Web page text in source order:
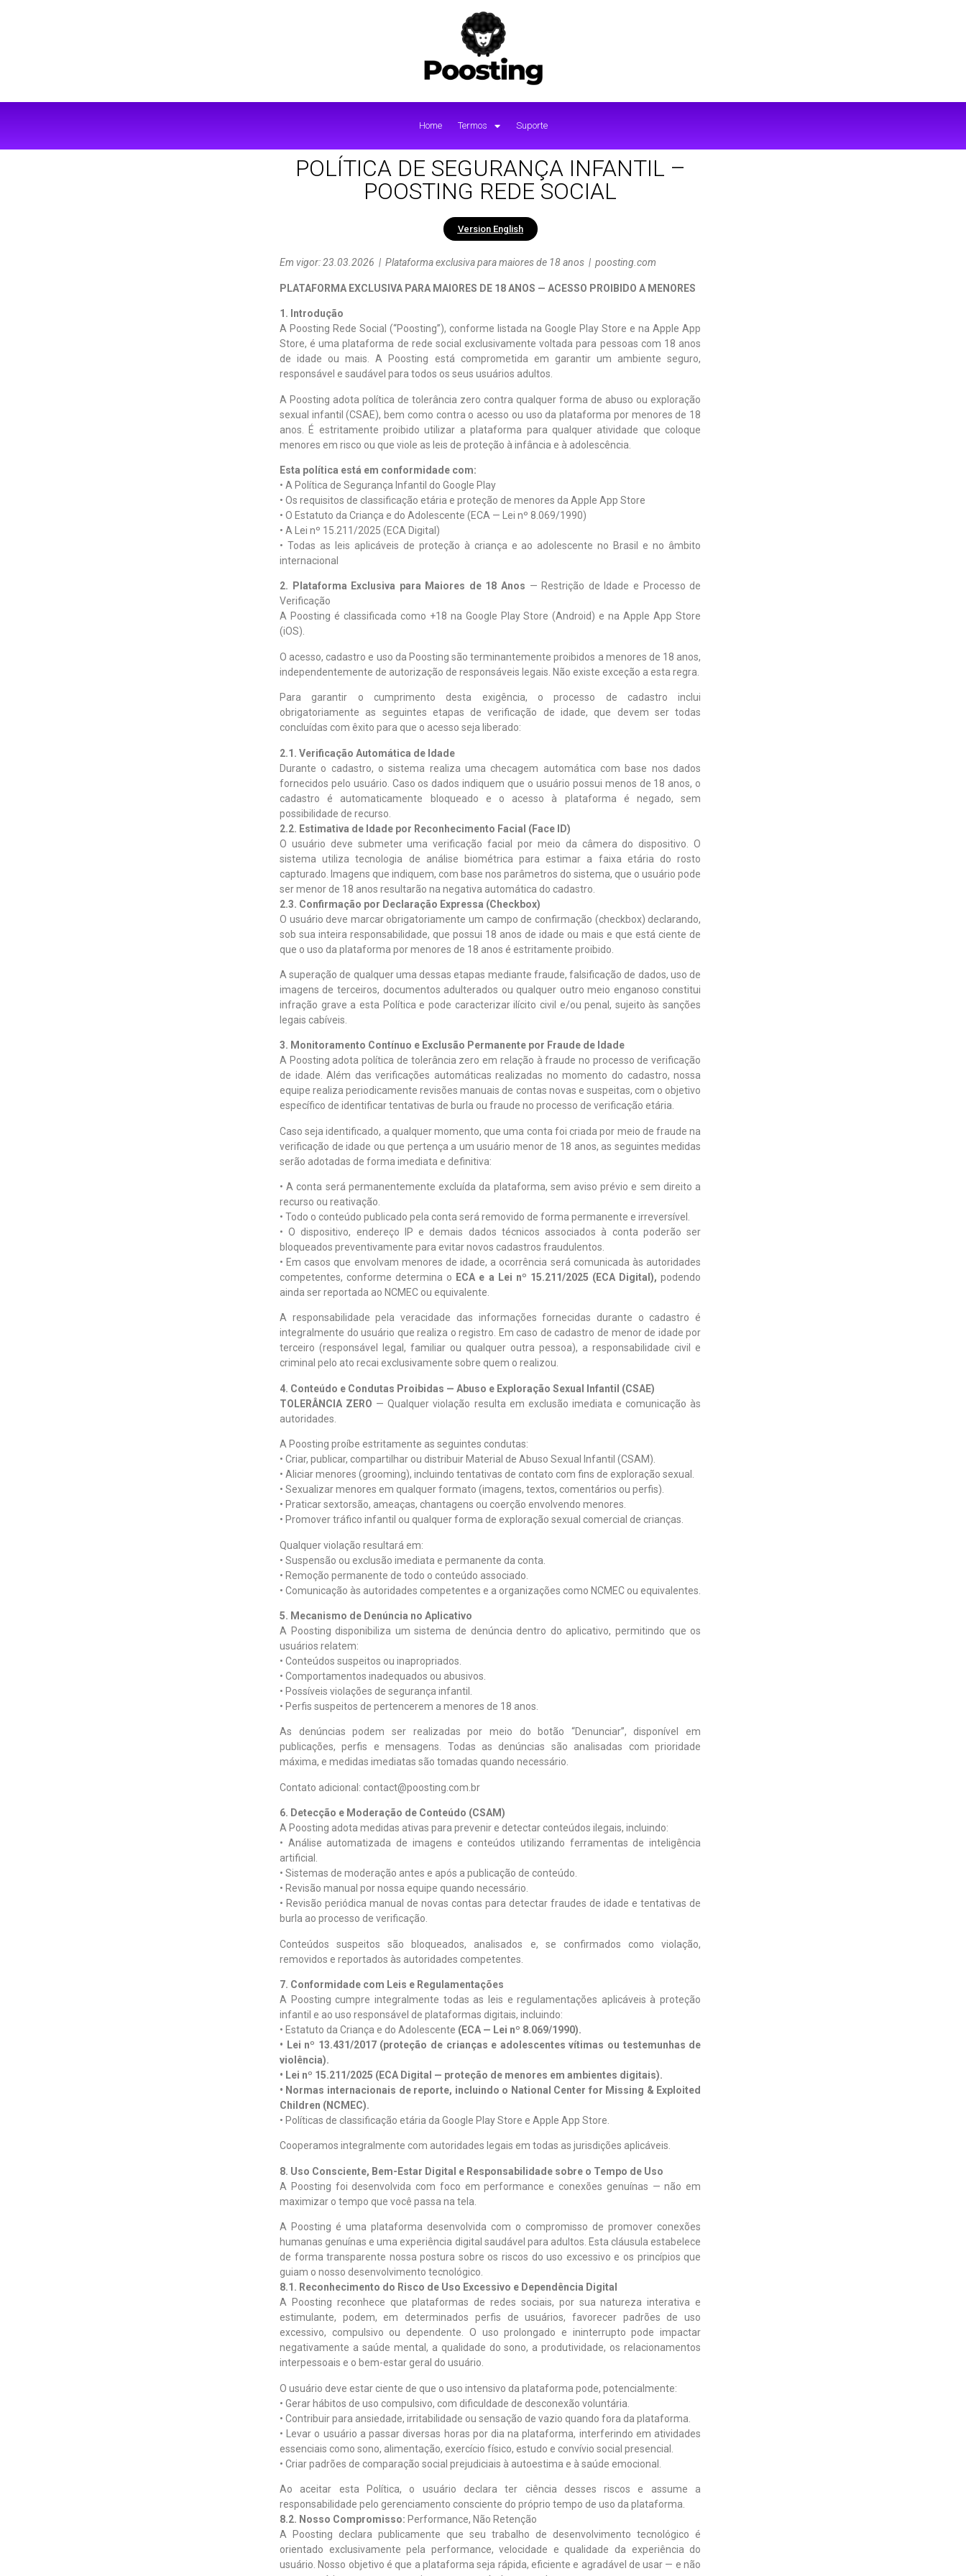
Home Termos Suporte
POLÍTICA DE SEGURANÇA INFANTIL –
POOSTING REDE SOCIAL
Version English
Em vigor: 23.03.2026 | Plataforma exclusiva para maiores de 18 anos | poosting.com
PLATAFORMA EXCLUSIVA PARA MAIORES DE 18 ANOS — ACESSO PROIBIDO A MENORES
1. Introdução
A Poosting Rede Social (“Poosting”), conforme listada na Google Play Store e na Apple App
Store, é uma plataforma de rede social exclusivamente voltada para pessoas com 18 anos
de idade ou mais. A Poosting está comprometida em garantir um ambiente seguro,
responsável e saudável para todos os seus usuários adultos.
A Poosting adota política de tolerância zero contra qualquer forma de abuso ou exploração
sexual infantil (CSAE), bem como contra o acesso ou uso da plataforma por menores de 18
anos. É estritamente proibido utilizar a plataforma para qualquer atividade que coloque
menores em risco ou que viole as leis de proteção à infância e à adolescência.
Esta política está em conformidade com:
• A Política de Segurança Infantil do Google Play
• Os requisitos de classificação etária e proteção de menores da Apple App Store
• O Estatuto da Criança e do Adolescente (ECA — Lei nº 8.069/1990)
• A Lei nº 15.211/2025 (ECA Digital)
• Todas as leis aplicáveis de proteção à criança e ao adolescente no Brasil e no âmbito
internacional
2. Plataforma Exclusiva para Maiores de 18 Anos — Restrição de Idade e Processo de
Verificação
A Poosting é classificada como +18 na Google Play Store (Android) e na Apple App Store
(iOS).
O acesso, cadastro e uso da Poosting são terminantemente proibidos a menores de 18 anos,
independentemente de autorização de responsáveis legais. Não existe exceção a esta regra.
Para garantir o cumprimento desta exigência, o processo de cadastro inclui
obrigatoriamente as seguintes etapas de verificação de idade, que devem ser todas
concluídas com êxito para que o acesso seja liberado:
2.1. Verificação Automática de Idade
Durante o cadastro, o sistema realiza uma checagem automática com base nos dados
fornecidos pelo usuário. Caso os dados indiquem que o usuário possui menos de 18 anos, o
cadastro é automaticamente bloqueado e o acesso à plataforma é negado, sem
possibilidade de recurso.
2.2. Estimativa de Idade por Reconhecimento Facial (Face ID)
O usuário deve submeter uma verificação facial por meio da câmera do dispositivo. O
sistema utiliza tecnologia de análise biométrica para estimar a faixa etária do rosto
capturado. Imagens que indiquem, com base nos parâmetros do sistema, que o usuário pode
ser menor de 18 anos resultarão na negativa automática do cadastro.
2.3. Confirmação por Declaração Expressa (Checkbox)
O usuário deve marcar obrigatoriamente um campo de confirmação (checkbox) declarando,
sob sua inteira responsabilidade, que possui 18 anos de idade ou mais e que está ciente de
que o uso da plataforma por menores de 18 anos é estritamente proibido.
A superação de qualquer uma dessas etapas mediante fraude, falsificação de dados, uso de
imagens de terceiros, documentos adulterados ou qualquer outro meio enganoso constitui
infração grave a esta Política e pode caracterizar ilícito civil e/ou penal, sujeito às sanções
legais cabíveis.
3. Monitoramento Contínuo e Exclusão Permanente por Fraude de Idade
A Poosting adota política de tolerância zero em relação à fraude no processo de verificação
de idade. Além das verificações automáticas realizadas no momento do cadastro, nossa
equipe realiza periodicamente revisões manuais de contas novas e suspeitas, com o objetivo
específico de identificar tentativas de burla ou fraude no processo de verificação etária.
Caso seja identificado, a qualquer momento, que uma conta foi criada por meio de fraude na
verificação de idade ou que pertença a um usuário menor de 18 anos, as seguintes medidas
serão adotadas de forma imediata e definitiva:
• A conta será permanentemente excluída da plataforma, sem aviso prévio e sem direito a
recurso ou reativação.
• Todo o conteúdo publicado pela conta será removido de forma permanente e irreversível.
• O dispositivo, endereço IP e demais dados técnicos associados à conta poderão ser
bloqueados preventivamente para evitar novos cadastros fraudulentos.
• Em casos que envolvam menores de idade, a ocorrência será comunicada às autoridades
competentes, conforme determina o ECA e a Lei nº 15.211/2025 (ECA Digital), podendo
ainda ser reportada ao NCMEC ou equivalente.
A responsabilidade pela veracidade das informações fornecidas durante o cadastro é
integralmente do usuário que realiza o registro. Em caso de cadastro de menor de idade por
terceiro (responsável legal, familiar ou qualquer outra pessoa), a responsabilidade civil e
criminal pelo ato recai exclusivamente sobre quem o realizou.
4. Conteúdo e Condutas Proibidas — Abuso e Exploração Sexual Infantil (CSAE)
TOLERÂNCIA ZERO — Qualquer violação resulta em exclusão imediata e comunicação às
autoridades.
A Poosting proíbe estritamente as seguintes condutas:
• Criar, publicar, compartilhar ou distribuir Material de Abuso Sexual Infantil (CSAM).
• Aliciar menores (grooming), incluindo tentativas de contato com fins de exploração sexual.
• Sexualizar menores em qualquer formato (imagens, textos, comentários ou perfis).
• Praticar sextorsão, ameaças, chantagens ou coerção envolvendo menores.
• Promover tráfico infantil ou qualquer forma de exploração sexual comercial de crianças.
Qualquer violação resultará em:
• Suspensão ou exclusão imediata e permanente da conta.
• Remoção permanente de todo o conteúdo associado.
• Comunicação às autoridades competentes e a organizações como NCMEC ou equivalentes.
5. Mecanismo de Denúncia no Aplicativo
A Poosting disponibiliza um sistema de denúncia dentro do aplicativo, permitindo que os
usuários relatem:
• Conteúdos suspeitos ou inapropriados.
• Comportamentos inadequados ou abusivos.
• Possíveis violações de segurança infantil.
• Perfis suspeitos de pertencerem a menores de 18 anos.
As denúncias podem ser realizadas por meio do botão “Denunciar”, disponível em
publicações, perfis e mensagens. Todas as denúncias são analisadas com prioridade
máxima, e medidas imediatas são tomadas quando necessário.
Contato adicional: contact@poosting.com.br
6. Detecção e Moderação de Conteúdo (CSAM)
A Poosting adota medidas ativas para prevenir e detectar conteúdos ilegais, incluindo:
• Análise automatizada de imagens e conteúdos utilizando ferramentas de inteligência
artificial.
• Sistemas de moderação antes e após a publicação de conteúdo.
• Revisão manual por nossa equipe quando necessário.
• Revisão periódica manual de novas contas para detectar fraudes de idade e tentativas de
burla ao processo de verificação.
Conteúdos suspeitos são bloqueados, analisados e, se confirmados como violação,
removidos e reportados às autoridades competentes.
7. Conformidade com Leis e Regulamentações
A Poosting cumpre integralmente todas as leis e regulamentações aplicáveis à proteção
infantil e ao uso responsável de plataformas digitais, incluindo:
• Estatuto da Criança e do Adolescente (ECA — Lei nº 8.069/1990).
• Lei nº 13.431/2017 (proteção de crianças e adolescentes vítimas ou testemunhas de
violência).
• Lei nº 15.211/2025 (ECA Digital — proteção de menores em ambientes digitais).
• Normas internacionais de reporte, incluindo o National Center for Missing & Exploited
Children (NCMEC).
• Políticas de classificação etária da Google Play Store e Apple App Store.
Cooperamos integralmente com autoridades legais em todas as jurisdições aplicáveis.
8. Uso Consciente, Bem-Estar Digital e Responsabilidade sobre o Tempo de Uso
A Poosting foi desenvolvida com foco em performance e conexões genuínas — não em
maximizar o tempo que você passa na tela.
A Poosting é uma plataforma desenvolvida com o compromisso de promover conexões
humanas genuínas e uma experiência digital saudável para adultos. Esta cláusula estabelece
de forma transparente nossa postura sobre os riscos do uso excessivo e os princípios que
guiam o nosso desenvolvimento tecnológico.
8.1. Reconhecimento do Risco de Uso Excessivo e Dependência Digital
A Poosting reconhece que plataformas de redes sociais, por sua natureza interativa e
estimulante, podem, em determinados perfis de usuários, favorecer padrões de uso
excessivo, compulsivo ou dependente. O uso prolongado e ininterrupto pode impactar
negativamente a saúde mental, a qualidade do sono, a produtividade, os relacionamentos
interpessoais e o bem-estar geral do usuário.
O usuário deve estar ciente de que o uso intensivo da plataforma pode, potencialmente:
• Gerar hábitos de uso compulsivo, com dificuldade de desconexão voluntária.
• Contribuir para ansiedade, irritabilidade ou sensação de vazio quando fora da plataforma.
• Levar o usuário a passar diversas horas por dia na plataforma, interferindo em atividades
essenciais como sono, alimentação, exercício físico, estudo e convívio social presencial.
• Criar padrões de comparação social prejudiciais à autoestima e à saúde emocional.
Ao aceitar esta Política, o usuário declara ter ciência desses riscos e assume a
responsabilidade pelo gerenciamento consciente do próprio tempo de uso da plataforma.
8.2. Nosso Compromisso: Performance, Não Retenção
A Poosting declara publicamente que seu trabalho de desenvolvimento tecnológico é
orientado exclusivamente pela performance, velocidade e qualidade da experiência do
usuário. Nosso objetivo é que a plataforma seja rápida, eficiente e agradável de usar — e não